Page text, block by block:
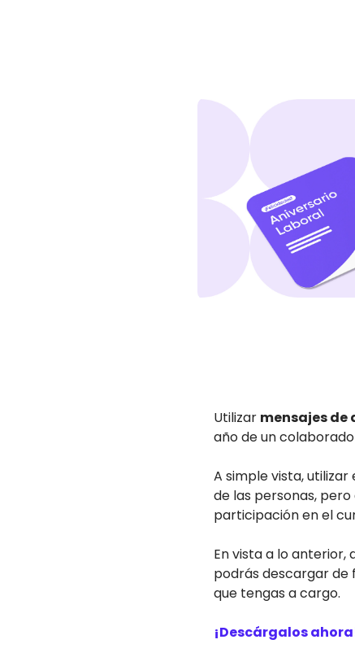
Utilizar mensajes
año de un
A simple vista,
de las personas,
participación en el
En vista a lo
podrás descargar de
que tengas a cargo.
¡Descárgalos